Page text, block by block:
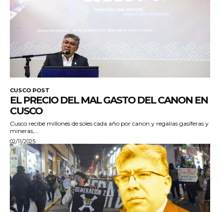
CUSCO POST
EL PRECIO DEL MAL GASTO DEL CANON EN
CUSCO
Cusco recibe millones de soles cada año por canon y regalías gasíferas y
mineras,...
02/11/2025